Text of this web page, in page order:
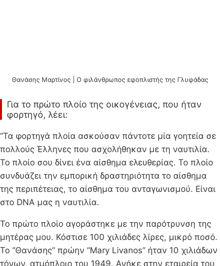
Θανάσης Μαρτίνος | Ο φιλάνθρωπος εφοπλιστής της Γλυφάδας
Για το πρώτο πλοίο της οικογένειας, που ήταν
φορτηγό, λέει:
“Τα φορτηγά πλοία ασκούσαν πάντοτε μία γοητεία σε
πολλούς Έλληνες που ασχολήθηκαν με τη ναυτιλία.
Το πλοίο σου δίνει ένα αίσθημα ελευθερίας. Το πλοίο
συνδυάζει την εμπορική δραστηριότητα το αίσθημα
της περιπέτειας, το αίσθημα του ανταγωνισμού. Είναι
στο DNA μας η ναυτιλία.
Το πρώτο πλοίο αγοράστηκε με την παρότρυνση της
μητέρας μου. Κόστισε 100 χιλιάδες λίρες, μικρό ποσό.
Το “Θανάσης” πρώην “Mary Livanos” ήταν 10 χιλιάδων
τόνων, ατμόπλοιο του 1949. Ανήκε στην εταιρεία του